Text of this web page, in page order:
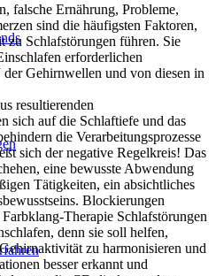
falsche Ernährung, Probleme,
sind die häufigsten Faktoren,
zu Schlafstörungen führen. Sie
erforderlichen
der Gehirnwellen und von diesen in
resultierenden
sich auf die Schlaftiefe und das
die Verarbeitungsprozesse
sich der negative Regelkreis! Das
eine bewusste Abwendung
Tätigkeiten, ein absichtliches
Blockierungen
Therapie Schlafstörungen
denn sie soll helfen,
zu harmonisieren und
besser erkannt und